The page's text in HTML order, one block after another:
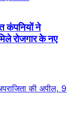
कंपनियों ने
रोजगार के नए